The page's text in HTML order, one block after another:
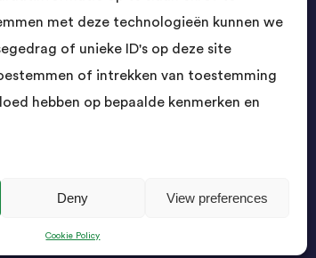
met deze technologieën kunnen we
of unieke ID's op deze site
of intrekken van toestemming
hebben op bepaalde kenmerken en
Deny View preferences
Cookie Policy
International B.V.
5
DM Rijen
11332107